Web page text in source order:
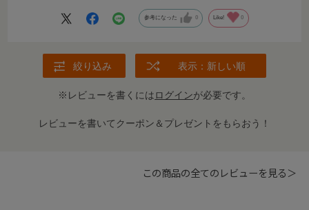
参考になった 0 Like! 0
絞り込み 表示：新しい順
※レビューを書くにはログインが必要です。
レビューを書いてクーポン＆プレゼントをもらおう！
この商品の全てのレビューを見る＞